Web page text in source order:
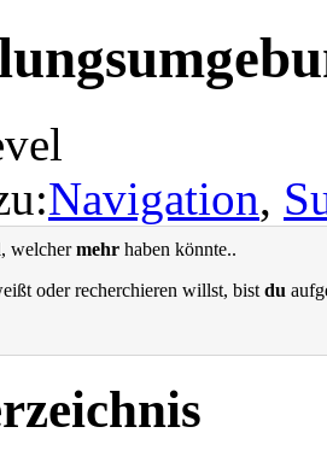
Navigation,
welchermehr haben könnte..
oder recherchieren willst, bist du